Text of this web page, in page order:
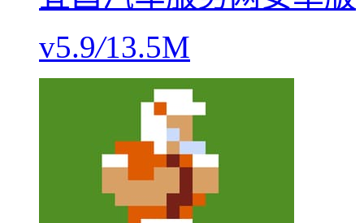
v5.9/13.5M